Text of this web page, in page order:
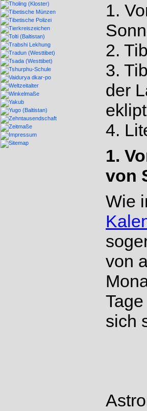
1.
2.
3.
der
4.
1.
von
Wie
von
sich